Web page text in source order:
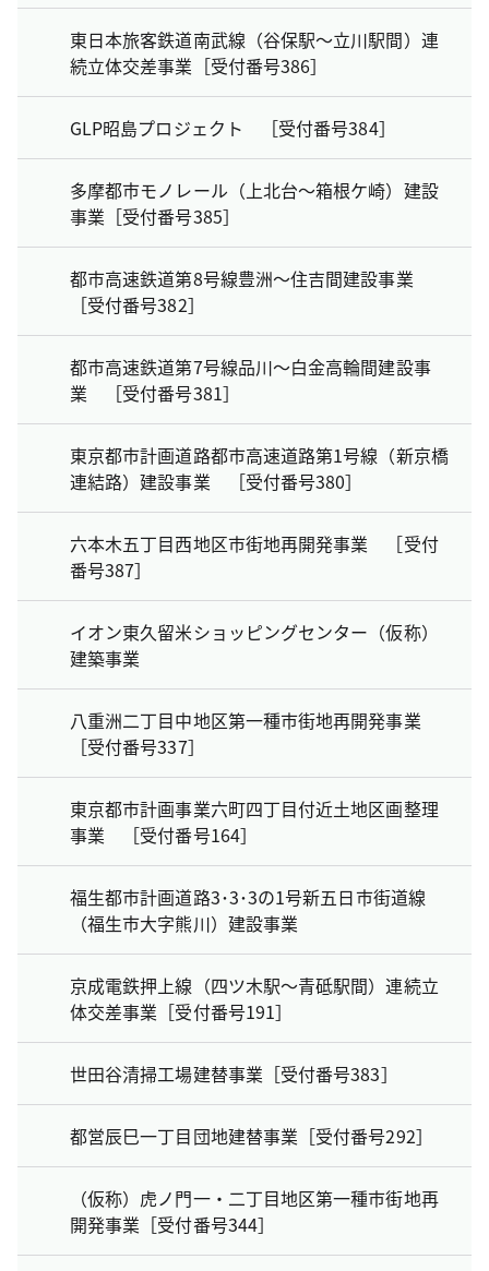
東日本旅客鉄道南武線（谷保駅～立川駅間）連
続立体交差事業［受付番号386］
GLP昭島プロジェクト ［受付番号384］
多摩都市モノレール（上北台～箱根ケ崎）建設
事業［受付番号385］
都市高速鉄道第8号線豊洲～住吉間建設事業
［受付番号382］
都市高速鉄道第7号線品川～白金高輪間建設事
業 ［受付番号381］
東京都市計画道路都市高速道路第1号線（新京橋
連結路）建設事業 ［受付番号380］
六本木五丁目西地区市街地再開発事業 ［受付
番号387］
イオン東久留米ショッピングセンター（仮称）
建築事業
八重洲二丁目中地区第一種市街地再開発事業
［受付番号337］
東京都市計画事業六町四丁目付近土地区画整理
事業 ［受付番号164］
福生都市計画道路3･3･3の1号新五日市街道線
（福生市大字熊川）建設事業
京成電鉄押上線（四ツ木駅～青砥駅間）連続立
体交差事業［受付番号191］
世田谷清掃工場建替事業［受付番号383］
都営辰巳一丁目団地建替事業［受付番号292］
（仮称）虎ノ門一・二丁目地区第一種市街地再
開発事業［受付番号344］